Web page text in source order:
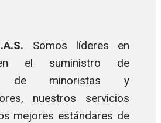
Somos líderes en
en el suministro de
de minoristas y
nuestros servicios
mejores estándares de